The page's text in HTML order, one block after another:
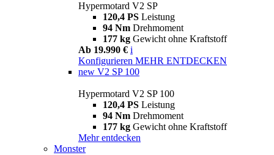
Hypermotard V2 SP
120,4 PS Leistung
94 Nm Drehmoment
177 kg Gewicht ohne Kraftstoff
Ab 19.990 € i
Konfigurieren MEHR ENTDECKEN
new V2 SP 100
Hypermotard V2 SP 100
120,4 PS Leistung
94 Nm Drehmoment
177 kg Gewicht ohne Kraftstoff
Mehr entdecken
Monster